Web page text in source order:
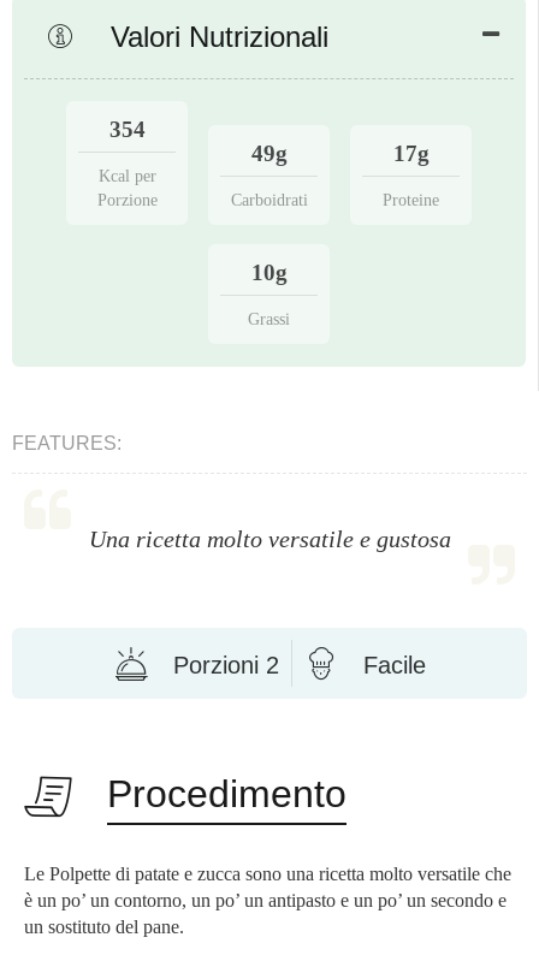
Valori Nutrizionali
354
Kcal per
Porzione
49g
Carboidrati
17g
Proteine
10g
Grassi
FEATURES:
Una ricetta molto versatile e gustosa
Porzioni 2 Facile
Procedimento
Le Polpette di patate e zucca sono una ricetta molto versatile che
è un po’ un contorno, un po’ un antipasto e un po’ un secondo e
un sostituto del pane.